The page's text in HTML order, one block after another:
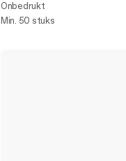
Onbedrukt
Min. 50 stuks